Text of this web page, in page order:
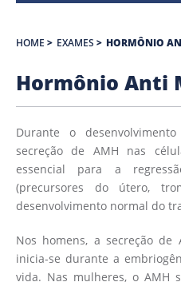
HOME > EXAMES > HORMÔNIO
Hormônio Anti
Durante o
secreção de AMH nas
essencial para a
(precursores do útero,
desenvolvimento normal do
Nos homens, a secreção de
inicia-se durante a
vida. Nas mulheres, o AMH